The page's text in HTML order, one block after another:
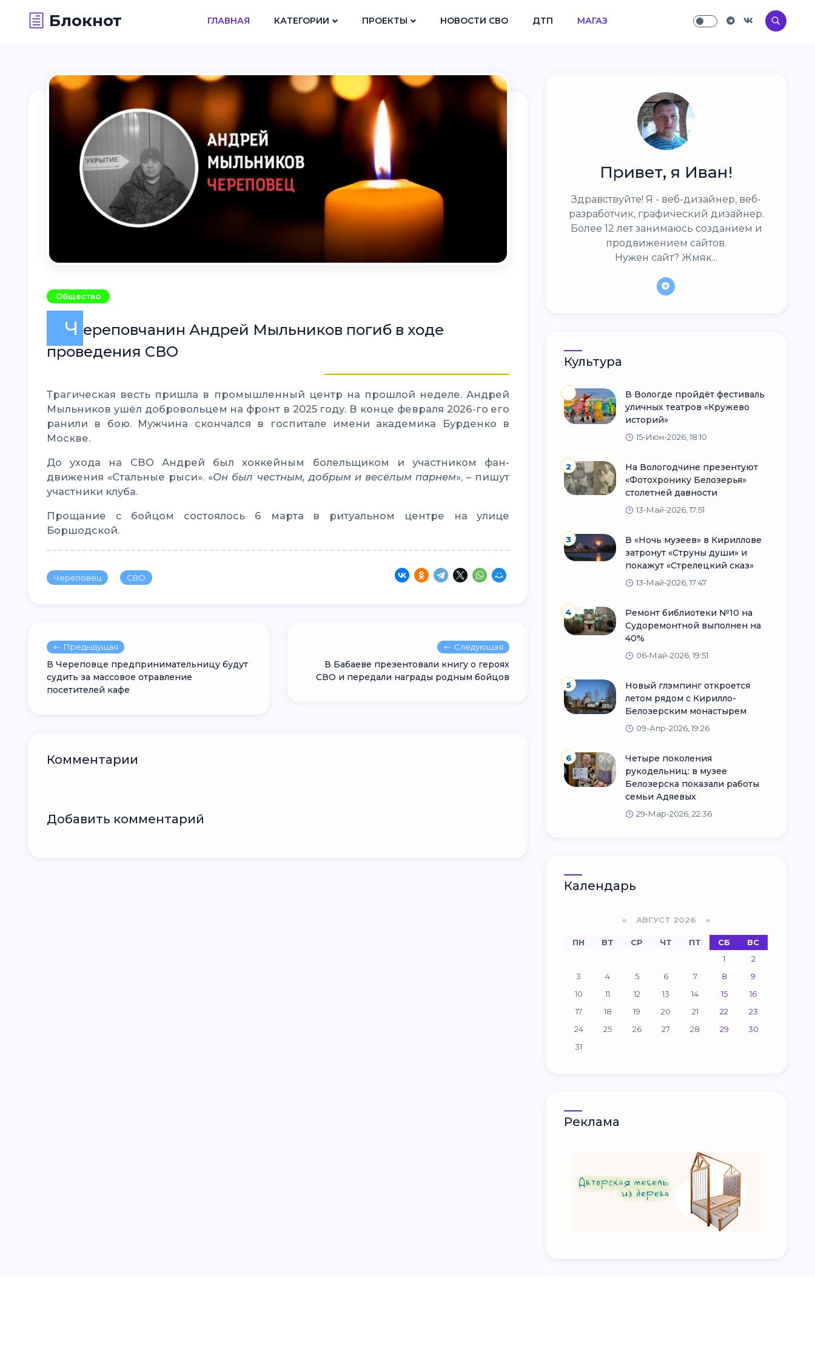
Блокнот ГЛАВНАЯ КАТЕГОРИИ ПРОЕКТЫ НОВОСТИ СВО ДТП МАГАЗ
Общество
Ч ереповчанин Андрей Мыльников погиб в ходе
проведения СВО
Трагическая весть пришла в промышленный центр на прошлой неделе. Андрей
Мыльников ушёл добровольцем на фронт в 2025 году. В конце февраля 2026-го его
ранили в бою. Мужчина скончался в госпитале имени академика Бурденко в
Москве.
До ухода на СВО Андрей был хоккейным болельщиком и участником фан-
движения «Стальные рыси». «Он был честным, добрым и весëлым парнем», – пишут
участники клуба.
Прощание с бойцом состоялось 6 марта в ритуальном центре на улице
Боршодской.
Череповец СВО
Предыдущая
В Череповце предпринимательницу будут
судить за массовое отравление
посетителей кафе
Следующая
В Бабаеве презентовали книгу о героях
СВО и передали награды родным бойцов
Комментарии
Добавить комментарий
Привет, я Иван!
Здравствуйте! Я - веб-дизайнер, веб-
разработчик, графический дизайнер.
Более 12 лет занимаюсь созданием и
продвижением сайтов.
Нужен сайт? Жмяк...
Культура
В Вологде пройдёт фестиваль
уличных театров «Кружево
историй»
15-Июн-2026, 18:10
2
На Вологодчине презентуют
«Фотохронику Белозерья»
столетней давности
13-Май-2026, 17:51
3
В «Ночь музеев» в Кириллове
затронут «Струны души» и
покажут «Стрелецкий сказ»
13-Май-2026, 17:47
4
Ремонт библиотеки №10 на
Судоремонтной выполнен на
40%
06-Май-2026, 19:51
5
Новый глэмпинг откроется
летом рядом с Кирилло-
Белозерским монастырем
09-Апр-2026, 19:26
6
Четыре поколения
рукодельниц: в музее
Белозерска показали работы
семьи Адяевых
29-Мар-2026, 22:36
Календарь
«АВГУСТ 2026 »
ПН ВТ СР ЧТ ПТ СБ
ВС
1
2
3
4 5 6 7 8
9
10
11 12 13 14 15
16
17
18 19 20 21 22
23
24
25 26 27 28 29
30
31
Реклама